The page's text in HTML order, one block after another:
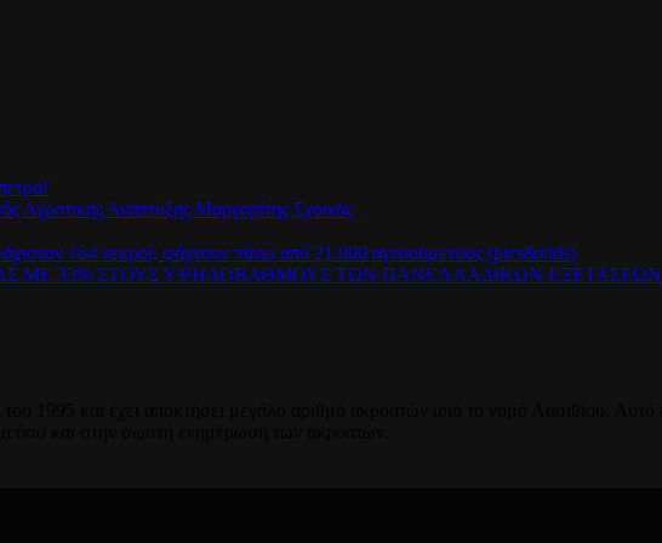
Αγροτικής Ανάπτυξης Μαργαρίτης Σχοινάς
164 νεκροί, ψάχνουν πάνω από 21.000 αγνοούμενους (pics&vids)
ΜΕ 33% ΣΤΟΥΣ ΥΨΗΛΟΒΑΘΜΟΥΣ ΤΩΝ ΠΑΝΕΛΛΑΔΙΚΩΝ ΕΞΕΤΑΣΕΩΝ